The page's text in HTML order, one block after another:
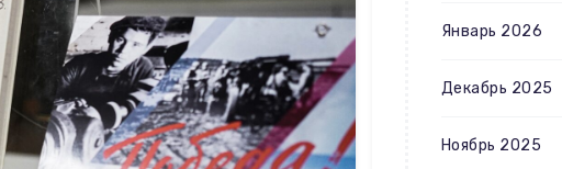
Январь 2026
Декабрь 2025
Ноябрь 2025